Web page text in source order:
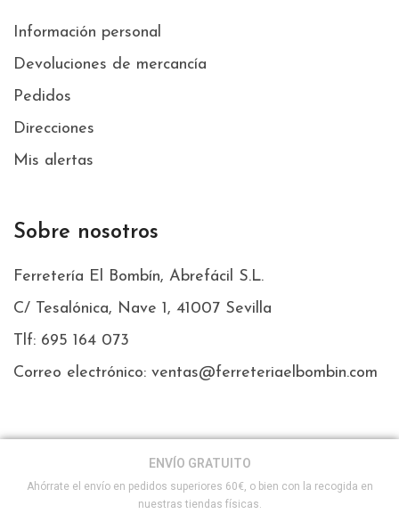
Información personal
Devoluciones de mercancía
Pedidos
Direcciones
Mis alertas
Sobre nosotros
Ferretería El Bombín, Abrefácil S.L.
C/ Tesalónica, Nave 1, 41007 Sevilla
Tlf: 695 164 073
Correo electrónico: ventas@ferreteriaelbombin.com
ENVÍO GRATUITO
Ahórrate el envío en pedidos superiores 60€, o bien con la recogida en
nuestras tiendas físicas.